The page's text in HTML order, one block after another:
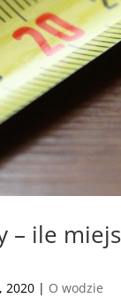
– ile
2020 | O wodzie